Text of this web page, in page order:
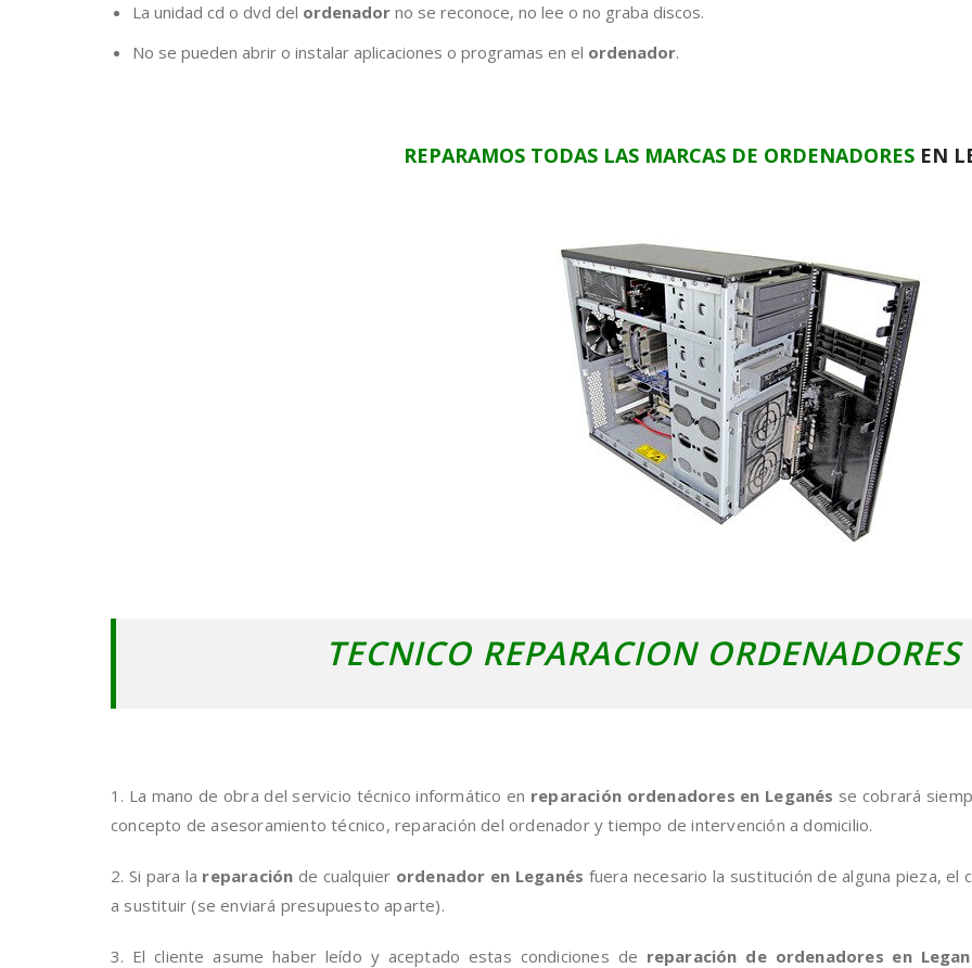
La unidad cd o dvd del ordenador no se reconoce, no lee o no graba discos.
No se pueden abrir o instalar aplicaciones o programas en el ordenador.
REPARAMOS TODAS LAS MARCAS DE ORDENADORES EN
TECNICO REPARACION
1. La mano de obra del servicio técnico informático en reparación ordenadores en Leganés se cobrará
concepto de asesoramiento técnico, reparación del ordenador y tiempo de intervención a domicilio.
2. Si para la reparación de cualquier ordenador en Leganés fuera necesario la sustitución de alguna pieza,
a sustituir (se enviará presupuesto aparte).
3. El cliente asume haber leído y aceptado estas condiciones de reparación de ordenadores en